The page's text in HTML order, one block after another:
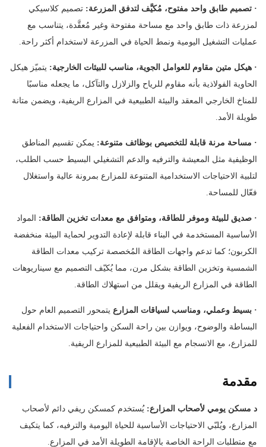
· تصميم طابق واحد مفتوح، مُكيَّف لتدفق المزرعة: تصميم كلاسيكي
لمزرعة ذات طابق واحد مع مساحة مفتوحة وغير مُعقَّدة، يتناسب مع
عمليات التشغيل اليومية ونمط الحياة في المزرعة لاستخدام أكثر راحة.
· هيكل متين مقاوم للعوامل الجوية، مناسب للبيئات الخارجية: يتميّز هيكل
الحاوية الفولاذية بأنه مقاوم للرياح والزلازل والتآكل، ما يجعله مناسبًا
للمناخ الخارجي المعقد والبيئة الطبيعية في المزارع الريفية، ويضمن متانة
طويلة الأمد.
· مساحة مرنة قابلة للتخصيص بوظائف متنوعة: يمكن تقسيم المناطق
الوظيفية مثل المعيشة والترفيه والدعم التشغيلي البسيط حسب الطلب،
لتلبية الاحتياجات الاستخدامية المتنوعة للمزارع بمرونة عالية واستغلال
فعّال للمساحة.
· صديق للبيئة وموفر للطاقة، ومتوافق مع معدات تخزين الطاقة:
المواد
الأساسية المستخدمة في البناء قابلة لإعادة التدوير لحماية البيئة منخفضة
الكربون؛ كما تدعم واجهات الطاقة المُخصصة تركيب معدات الطاقة
الشمسية وتخزين الطاقة بشكل مرن، مما يُكيّف التصميم مع سيناريوهات
الطاقة في المزارع الريفية ويقلل من استهلاك الطاقة.
· بسيط وعملي، ومناسب لسياقات المزارع يتمحور التصميم العام حول
البساطة والوضوح، ويوازن بين راحة السكن واحتياجات الاستخدام الفعلية
للمزارع، مع الانسجام مع البيئة الطبيعية للمزارع الريفية.
مقدمة
د مسكن يومي لأصحاب المزارع:يُستخدم كمسكن ريفي دائم لأصحاب
المزارع، ويُلبّي الاحتياجات الأساسية للحياة اليومية والترفيه، كما يتكيف
مع متطلبات الراحة الخاصة بالإقامة الطويلة الأمد في المزارع.